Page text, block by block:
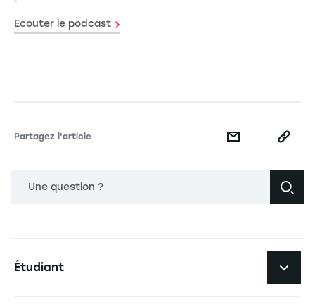
Ecouter le podcast
Partagez l'article
Une question ?
Étudiant